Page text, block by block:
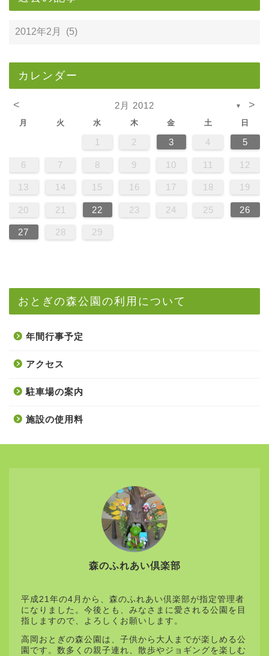
カレンダー
< 2月 2012 ▼ >
月 火 水 木 金 土 日
1 2 3 4 5
6 7 8 9 10 11 12
13 14 15 16 17 18 19
20 21 22 23 24 25 26
27 28 29
おとぎの森公園の利用について
年間行事予定
アクセス
駐車場の案内
施設の使用料
森のふれあい倶楽部
平成21年の4月から、森のふれあい倶楽部が指定管理者
になりました。今後とも、みなさまに愛される公園を目
指しますので、よろしくお願いします。
高岡おとぎの森公園は、子供から大人までが楽しめる公
園です。数多くの親子連れ、散歩やジョギングを楽しむ